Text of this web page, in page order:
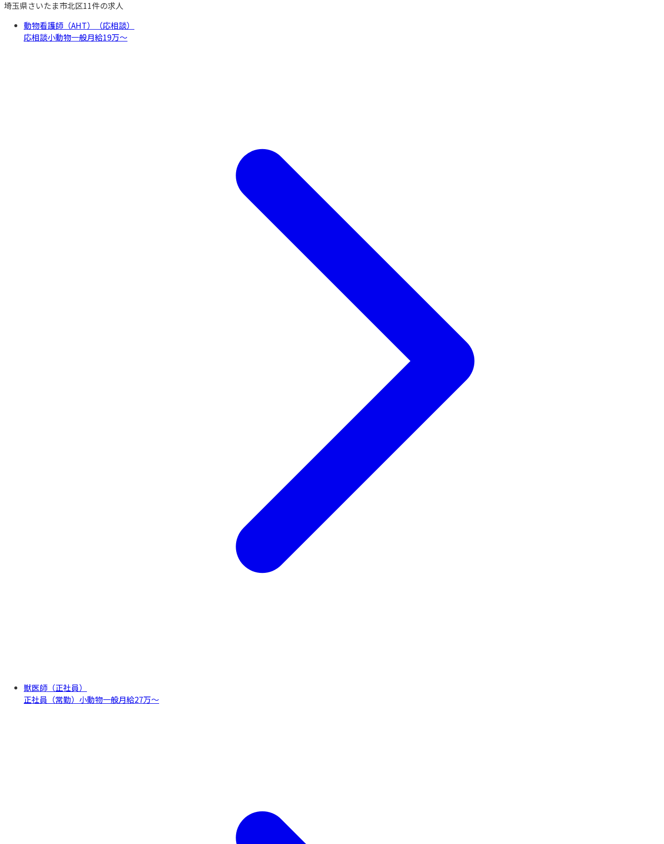
埼玉県さいたま市北区11件の求人
動物看護師（AHT）（応相談）
応相談小動物一般月給19万〜
獣医師（正社員）
正社員（常勤） 小動物一般月給27万〜